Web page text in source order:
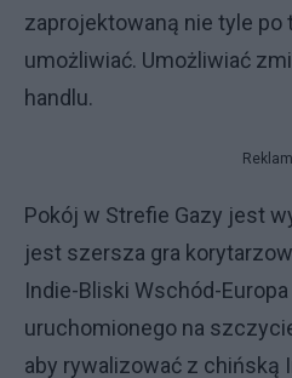
zaprojektowaną nie tyle po
umożliwiać. Umożliwiać
handlu.
Pokój w Strefie Gazy jest
jest szersza gra
Indie-Bliski Wschód-
uruchomionego na
aby rywalizować z chińską